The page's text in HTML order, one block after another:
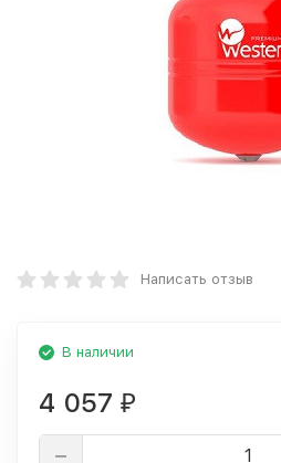
Написать отзыв
В наличии
4 057 ₽